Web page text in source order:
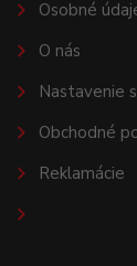
Osobné
O nás
Nastavenie
Obchodné
Reklamácie